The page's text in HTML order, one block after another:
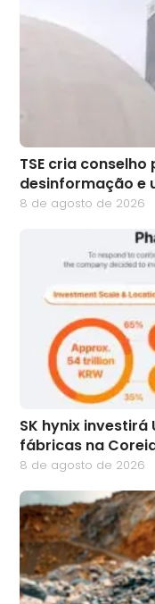
TSE cria
desinformação e
8 de agosto de 2026
SK hynix investirá
fábricas na
8 de agosto de 2026